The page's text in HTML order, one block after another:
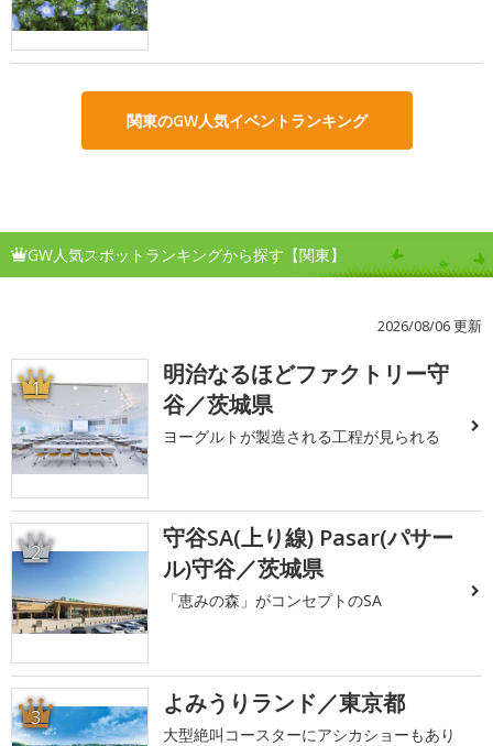
関東のGW人気イベントランキング
GW人気スポットランキングから探す【関東】
2026/08/06 更新
1
明治なるほどファクトリー守
谷／茨城県
ヨーグルトが製造される工程が見られる
2
守谷SA(上り線) Pasar(パサー
ル)守谷／茨城県
「恵みの森」がコンセプトのSA
3 よみうりランド／東京都
大型絶叫コースターにアシカショーもあり